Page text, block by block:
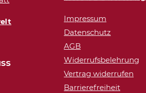
Impressum
Datenschutz
AGB
Widerrufsbelehrung
Vertrag widerrufen
Barrierefreiheit